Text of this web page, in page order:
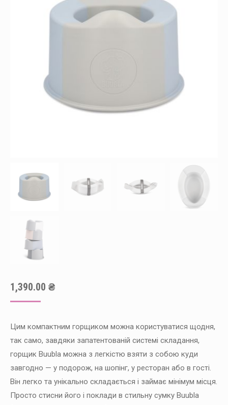
1,390.00 ₴
Цим компактним горщиком можна користуватися щодня,
так само, завдяки запатентованій системі складання,
горщик Buubla можна з легкістю взяти з собою куди
завгодно — у подорож, на шопінг, у ресторан або в гості.
Він легко та унікально складається і займає мінімум місця.
Просто стисни його і поклади в стильну сумку Buubla